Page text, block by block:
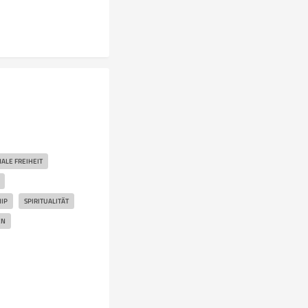
FREIHEIT
SPIRITUALITÄT